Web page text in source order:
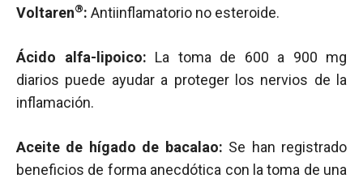
Voltaren®: Antiinflamatorio no esteroide.
Ácido alfa-lipoico: La toma de 600 a 900 mg
diarios puede ayudar a proteger los nervios de la
inflamación.
Aceite de hígado de bacalao: Se han registrado
beneficios de forma anecdótica con la toma de una